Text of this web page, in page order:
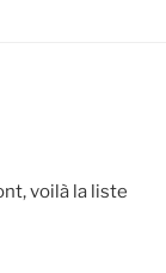
voilà la liste